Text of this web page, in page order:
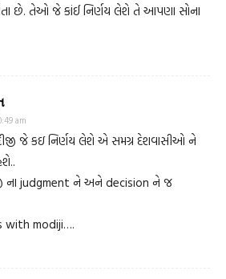
છે. તેઓ જે કાંઈ નિર્ણય લેશે તે આપણા સોના
am
જે કઇ નિર્ણય લેશે એ સમગ્ર દેશવાસીઓ ને
ના judgment ને અને decision ને જ
with modiji….